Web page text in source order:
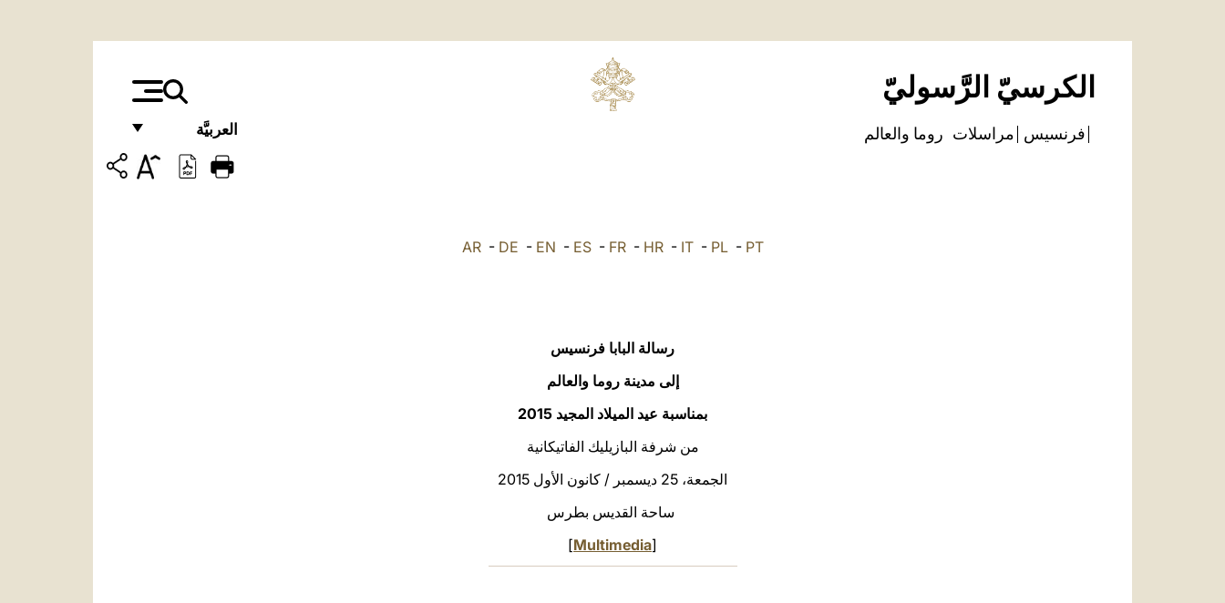
الكرسيّ الرَّسوليّ
العربيَّة
FRANÇAIS
فرنسيس مراسلات روما والعالم
AR- DE - EN - ES- FR- HR- IT- PL- PT
رسالة البابا فرنسيس
إلى مدينة روما والعالم
بمناسبة عيد الميلاد المجيد 2015
من شرفة البازيليك الفاتيكانية
الجمعة، 25 ديسمبر / كانون الأول 2015
ساحة القديس بطرس
[
Multimedia
]